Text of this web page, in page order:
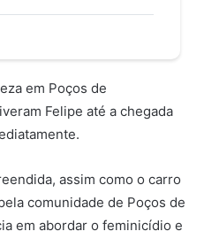
em Poços de
Felipe até a chegada
assim como o carro
comunidade de Poços de
em abordar o feminicídio e